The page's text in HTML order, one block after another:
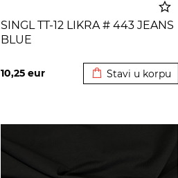
SINGL TT-12 LIKRA # 443 JEANS
BLUE
10,25 eur Stavi u korpu